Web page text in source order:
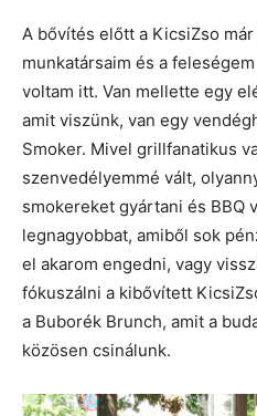
A bővítés előtt a KicsiZso
munkatársaim és a
voltam itt. Van mellette egy
amit viszünk, van egy
Smoker. Mivel grillfanatikus
szenvedélyemmé vált,
smokereket gyártani és BBQ
legnagyobbat, amiből sok
el akarom engedni, vagy
fókuszálni a kibővített
a Buborék Brunch, amit a
közösen csinálunk.